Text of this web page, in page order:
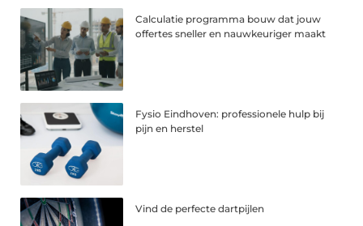
Calculatie programma bouw dat jouw
offertes sneller en nauwkeuriger maakt
Fysio Eindhoven: professionele hulp bij
pijn en herstel
Vind de perfecte dartpijlen